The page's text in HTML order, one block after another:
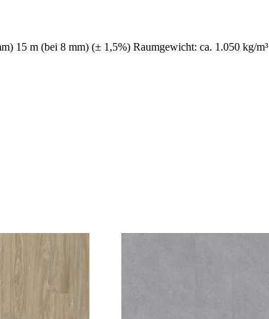
15 m (bei 8 mm) (± 1,5%) Raumgewicht: ca. 1.050 kg/m³